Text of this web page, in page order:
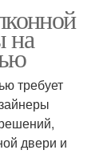
на
требует
двери и